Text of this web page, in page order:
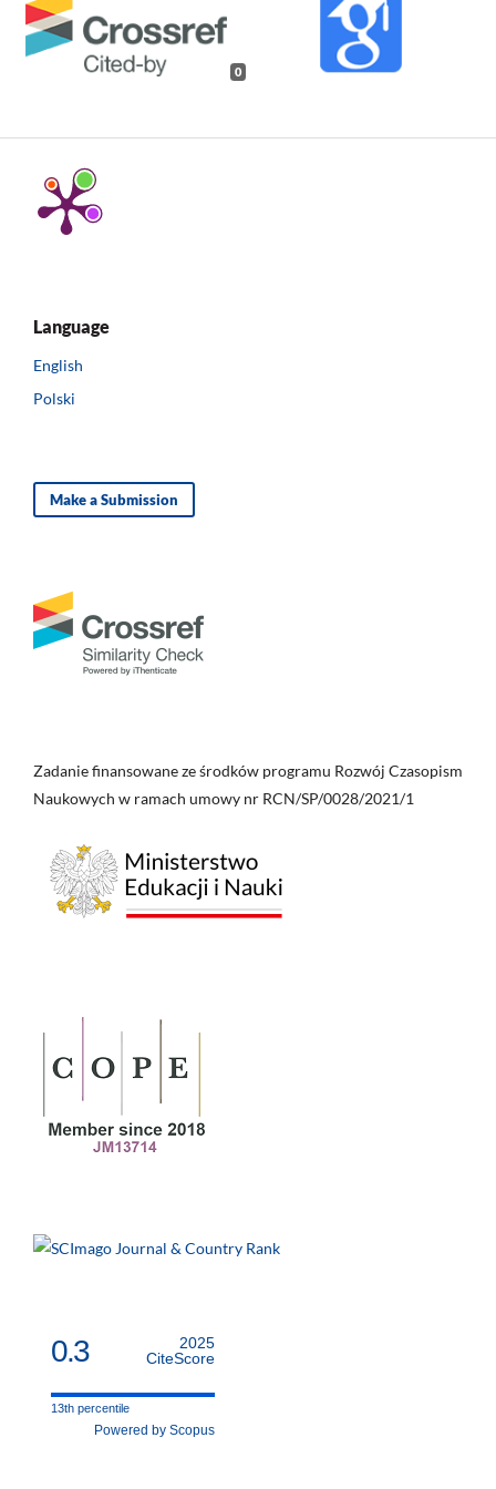
0
Language
English
Polski
Make a Submission
Zadanie finansowane ze środków programu Rozwój Czasopism
Naukowych w ramach umowy nr RCN/SP/0028/2021/1
0.3
2025
CiteScore
13th percentile
Powered by Scopus